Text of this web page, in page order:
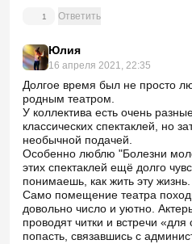
1 Ответить
Юлия
16 апреля 2021, 22:35
Долгое время был не просто
родным театром.
У коллектива есть очень
классических спектаклей, но
необычной подачей.
Особенно люблю "Болезни
этих спектаклей ещё долго
понимаешь, как жить эту жизнь.
Само помещение театра
довольно число и уютно.
проводят читки и встречи
попасть, связавшись с